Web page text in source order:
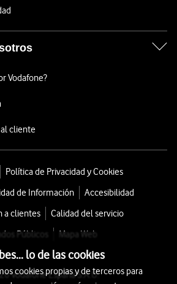
Vodafone?
cliente
Política de Privacidad y Cookies
de Información
Accesibilidad
a clientes
Calidad del servicio
Públicos
Mapa Web
Vodafone España S.A.U.
lo de las cookies
cookies propias y de terceros para